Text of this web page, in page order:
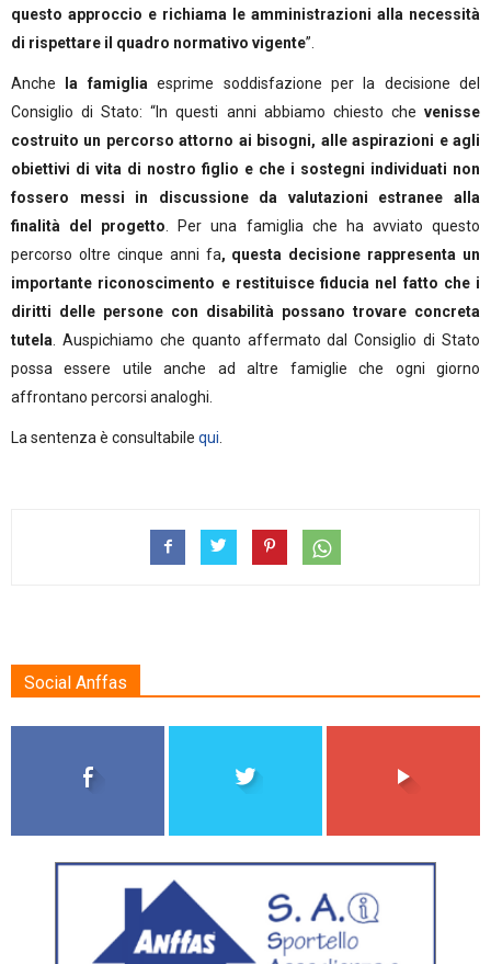
questo approccio e richiama le amministrazioni alla necessità
di rispettare il quadro normativo vigente”.
Anche la famigliaesprime soddisfazione per la decisione del
Consiglio di Stato: “In questi anni abbiamo chiesto che venisse
costruito un percorso attorno ai bisogni, alle aspirazioni e agli
obiettivi di vita di nostro figlio e che i sostegni individuati non
fossero messi in discussione da valutazioni estranee alla
finalità del progetto . Per una famiglia che ha avviato questo
percorso oltre cinque anni fa, questa decisione rappresenta un
importante riconoscimento e restituisce fiducia nel fatto che i
diritti delle persone con disabilità possano trovare concreta
tutela . Auspichiamo che quanto affermato dal Consiglio di Stato
possa essere utile anche ad altre famiglie che ogni giorno
affrontano percorsi analoghi.
La sentenza è consultabile qui
Social Anffas